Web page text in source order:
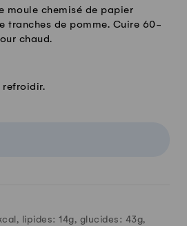
moule chemisé de papier
tranches de pomme. Cuire 60-
chaud.
refroidir.
lipides: 14g, glucides: 43g,